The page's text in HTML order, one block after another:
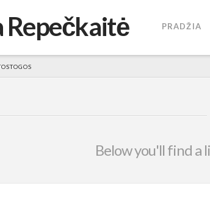
Repečkaitė PRADŽIA
Below you'll find a